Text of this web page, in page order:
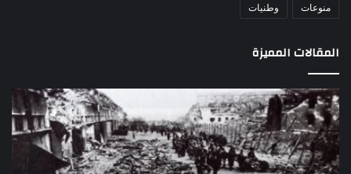
منوعات وطنيات
المقالات المميزة
اللواء
دكتور
راضي
عبدالمعطي
يكتب: